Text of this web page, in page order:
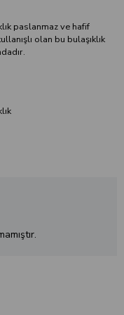
paslanmaz ve hafif
olan bu bulaşıklık